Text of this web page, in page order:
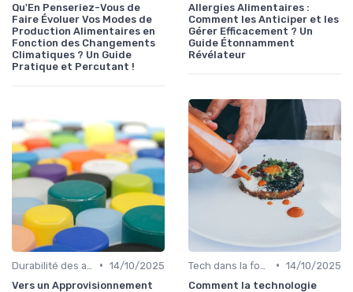
Qu'En Penseriez-Vous de
Faire Évoluer Vos Modes de
Production Alimentaires en
Fonction des Changements
Climatiques ? Un Guide
Pratique et Percutant !
Allergies Alimentaires :
Comment les Anticiper et les
Gérer Efficacement ? Un
Guide Étonnamment
Révélateur
• 14/10/2025
Vers un Approvisionnement
• 14/10/2025
Comment la technologie